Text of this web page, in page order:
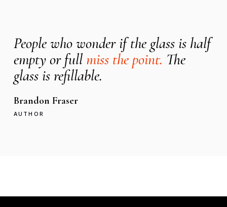
People who wonder if the glass is half
empty or fullmiss the point. The
glass is refillable.
Brandon Fraser
AUTHOR